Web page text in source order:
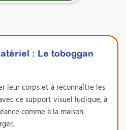
: Le toboggan
leur corps et à reconnaître les
ce support visuel ludique, à
comme à la maison.